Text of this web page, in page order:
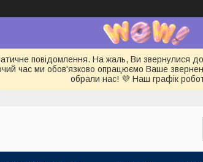
повідомлення. На жаль, Ви звернулися
час ми обов'язково опрацюємо Ваше
обрали нас! 💜 Наш графік